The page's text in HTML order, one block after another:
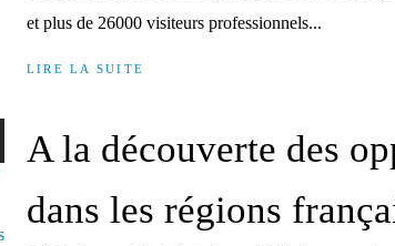
et plus de 26000 visiteurs professionnels...
LIRE LA SUITE
A la découverte des
dans les régions